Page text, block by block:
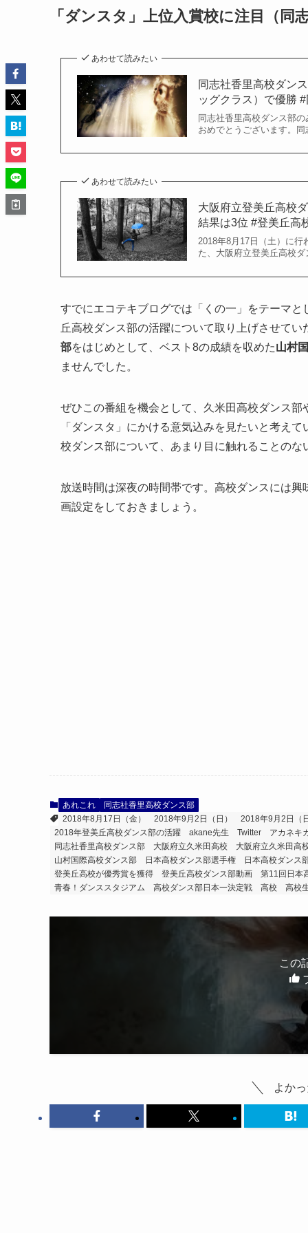
「ダンスタ」上位入賞校に注目（同
あわせて読みたい
同志社香里高校ダン
ッグクラス）で優勝 #
同志社香里高校ダンス部
おめでとうございます。同
あわせて読みたい
大阪府立登美丘高校
結果は3位 #登美丘高
2018年8月17日（土）に
た、大阪府立登美丘高校
すでにエコテキブログでは「くの一」をテーマ
丘高校ダンス部の活躍について取り上げさせて
部をはじめとして、ベスト8の成績を収めた山村
ませんでした。
ぜひこの番組を機会として、久米田高校ダンス
「ダンスタ」にかける意気込みを見たいと考え
校ダンス部について、あまり目に触れることのな
放送時間は深夜の時間帯です。高校ダンスには
画設定をしておきましょう。
あれこれ
同志社香里高校ダンス部
2018年8月17日（金）
2018年9月2日（日） 2018年9月2日（
2018年登美丘高校ダンス部の活躍
akane先生 Twitter アカネキ
同志社香里高校ダンス部
大阪府立久米田高校 大阪府立久米田高
山村国際高校ダンス部
日本高校ダンス部選手権 日本高校ダンス
登美丘高校が優秀賞を獲得
登美丘高校ダンス部動画 第11回日本
青春！ダンススタジアム 高校ダンス部日本一決定戦
高校 高校
この
よか